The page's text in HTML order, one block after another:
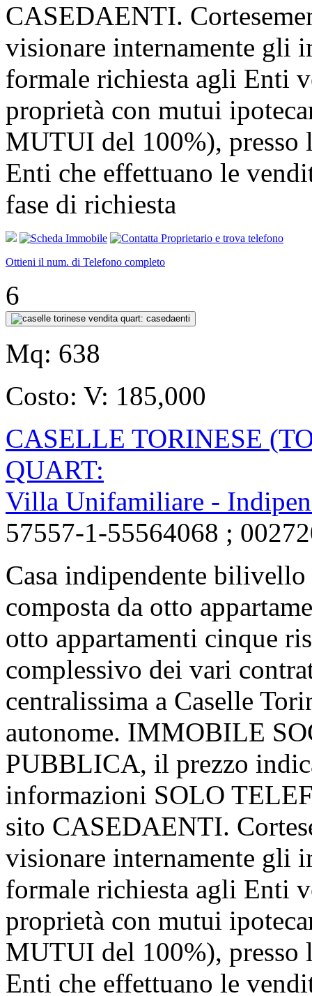
CASEDAENTI.
visionare internamente gli
formale richiesta agli Enti
proprietà con mutui
MUTUI del 100%), presso
Enti che effettuano le
fase di richiesta
Ottieni il num. di Telefono completo
6
Mq: 638
Costo: V: 185,000
CASELLE TORINESE
QUART:
Villa Unifamiliare -
57557-1-55564068 ;
Casa indipendente
composta da otto
otto appartamenti cinque
complessivo dei vari
centralissima a Caselle
autonome. IMMOBILE
PUBBLICA, il prezzo
informazioni SOLO
sito CASEDAENTI.
visionare internamente gli
formale richiesta agli Enti
proprietà con mutui
MUTUI del 100%), presso
Enti che effettuano le